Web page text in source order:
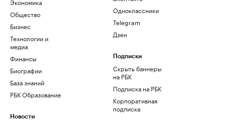
Общество
Бизнес
Технологии и
медиа
Финансы
Биографии
База знаний
РБК Образование
Новости
Одноклассники
Telegram
Дзен
Подписки
Скрыть баннеры
на РБК
Подписка на РБК
Корпоративная
подписка